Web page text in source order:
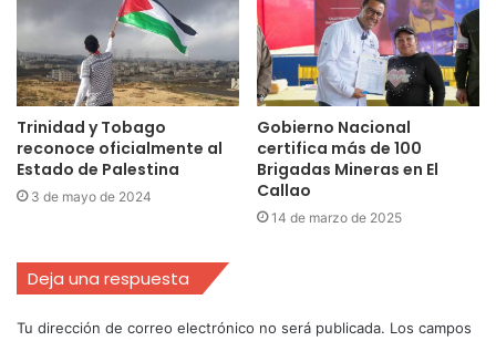
Trinidad y Tobago
reconoce oficialmente al
Estado de Palestina
3 de mayo de 2024
Gobierno Nacional
certifica más de 100
Brigadas Mineras en El
Callao
14 de marzo de 2025
Deja una respuesta
Tu dirección de correo electrónico no será publicada. Los campos